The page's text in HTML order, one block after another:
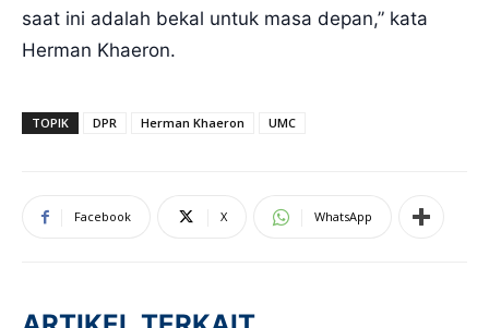
saat ini adalah bekal untuk masa depan,” kata
Herman Khaeron.
TOPIK DPR Herman Khaeron UMC
Facebook X WhatsApp